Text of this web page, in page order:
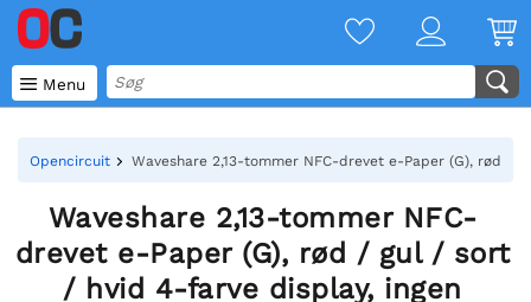
 Menu
Opencircuit Waveshare 2,13-tommer NFC-drevet e-Paper (G), rød /
Waveshare 2,13-tommer NFC-
drevet e-Paper (G), rød / gul / sort
/ hvid 4-farve display, ingen